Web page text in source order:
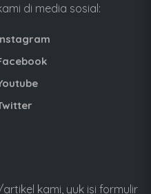
di media sosial:
kami, yuk isi formulir